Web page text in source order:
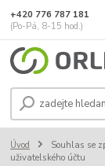
+420 776 787 181
(Po-Pá, 8-15 hod.)
Úvod
Souhlas se
uživatelského účtu